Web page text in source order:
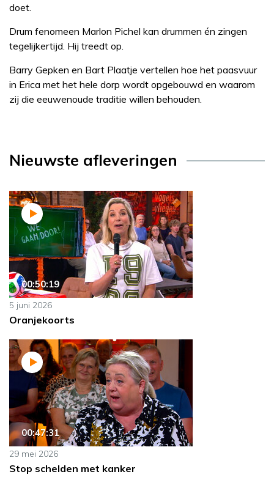
doet.
Drum fenomeen Marlon Pichel kan drummen én zingen
tegelijkertijd. Hij treedt op.
Barry Gepken en Bart Plaatje vertellen hoe het paasvuur
in Erica met het hele dorp wordt opgebouwd en waarom
zij die eeuwenoude traditie willen behouden.
Nieuwste afleveringen
00:50:19
5 juni 2026
Oranjekoorts
00:47:31
29 mei 2026
Stop schelden met kanker